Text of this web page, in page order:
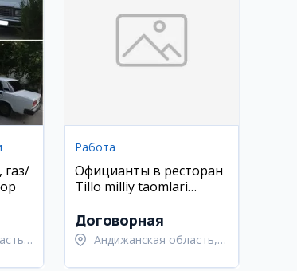
газ/
Работа
Официанты в ресторан
Tillo milliy taomlari
Договорная
Андижанская область,